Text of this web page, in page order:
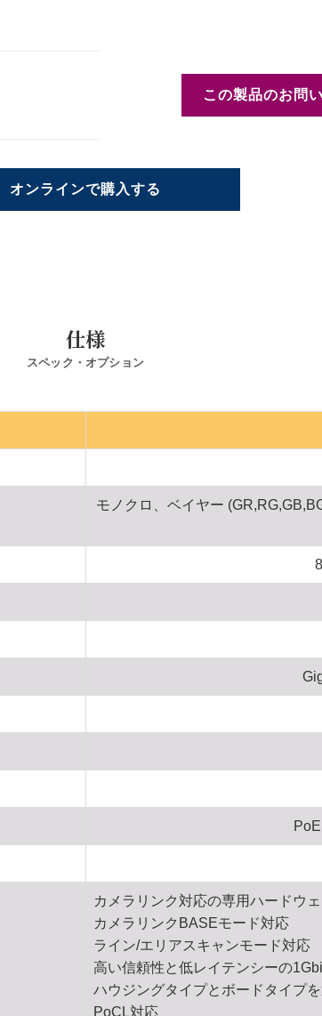
この製品のお問
オンラインで購入する
仕様
スペック・オプション
モノクロ、ベイヤー
カメラリンク対応の専用ハードウ
カメラリンクBASEモード対応
ライン/エリアスキャンモード対応
高い信頼性と低レイテンシーの
ハウジングタイプとボードタイプ
PoCL対応